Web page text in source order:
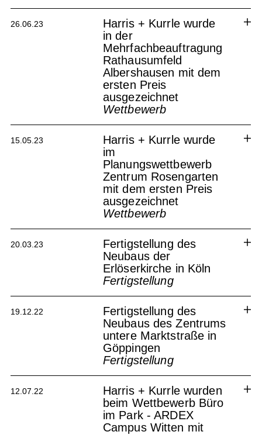
Der Neubau der Erlöserkirche in
Köln wurde für den DAM-Preis
2024 nominiert
26.06.23
Harris + Kurrle wurde
in der
Mehrfachbeauftragung
Rathausumfeld
Albershausen mit dem
ersten Preis
ausgezeichnet
Wettbewerb
15.05.23
Harris + Kurrle wurde
im
Planungswettbewerb
Zentrum Rosengarten
mit dem ersten Preis
ausgezeichnet
Wettbewerb
20.03.23
Fertigstellung des
Neubaus der
Erlöserkirche in Köln
Fertigstellung
Kirchenstandort Köln
19.12.22
Fertigstellung des
Neubaus des Zentrums
untere Marktstraße in
Göppingen
Fertigstellung
12.07.22
Harris + Kurrle wurden
beim Wettbewerb Büro
im Park - ARDEX
Campus Witten mit